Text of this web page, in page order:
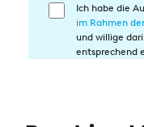
Einwilligung
Ich habe die
im Rahmen
und willige
entsprechend